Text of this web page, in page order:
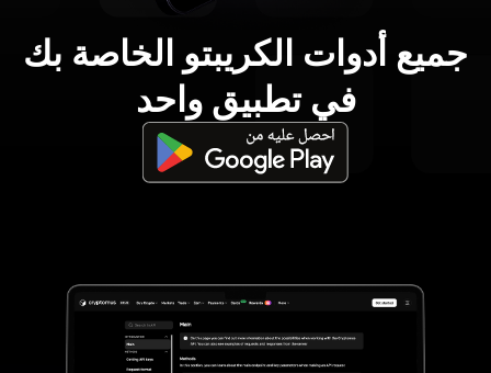
جميع أدوات الكريبتو الخاصة بك
في تطبيق واحد